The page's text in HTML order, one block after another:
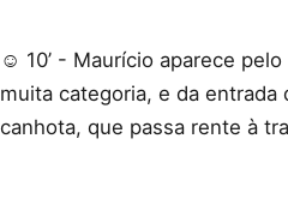
☺ 10’ - Maurício aparece
muita categoria, e da entrada
canhota, que passa rente à